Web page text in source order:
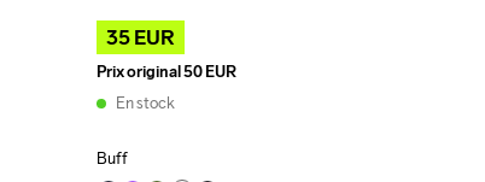
35 EUR
Prix original50 EUR
En stock
Buff